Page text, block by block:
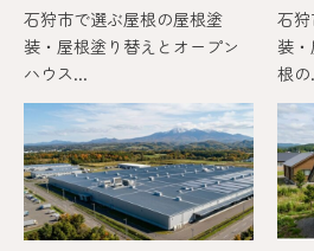
石狩市で選ぶ屋根の屋根塗
装・屋根塗り替えとオープン
ハウス...
石
装
根の